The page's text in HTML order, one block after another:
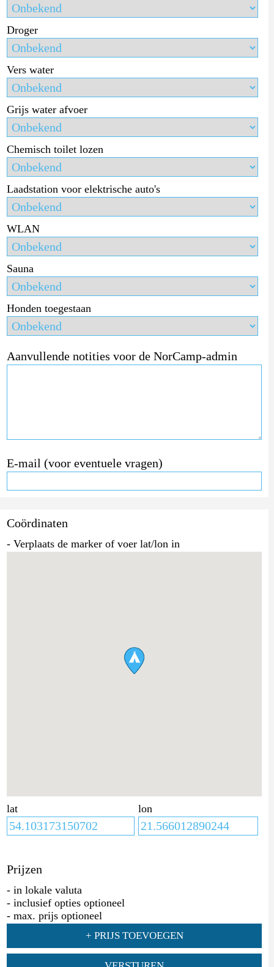
Droger
Vers water
Grijs water afvoer
Chemisch toilet lozen
Laadstation voor elektrische auto's
WLAN
Sauna
Honden toegestaan
Aanvullende notities voor de NorCamp-admin
E-mail (voor eventuele vragen)
Coördinaten
- Verplaats de marker of voer lat/lon in
lat lon
Prijzen
- in lokale valuta
- inclusief opties optioneel
- max. prijs optioneel
+ PRIJS TOEVOEGEN